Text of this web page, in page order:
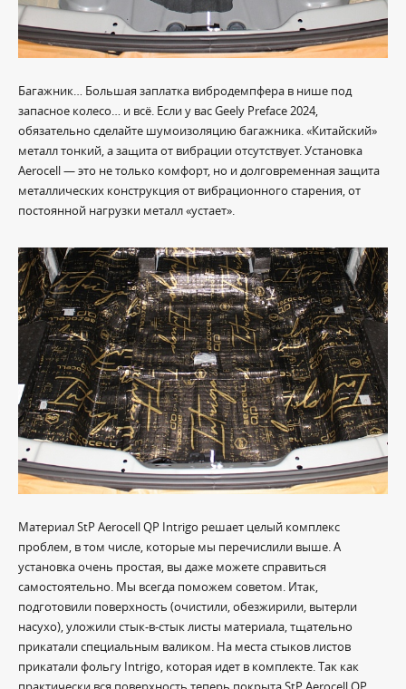
Багажник… Большая заплатка вибродемпфера в нише под
запасное колесо… и всё. Если у вас Geely Preface 2024,
обязательно сделайте шумоизоляцию багажника. «Китайский»
металл тонкий, а защита от вибрации отсутствует. Установка
Aerocell — это не только комфорт, но и долговременная защита
металлических конструкция от вибрационного старения, от
постоянной нагрузки металл «устает».
Материал StP Aerocell QP Intrigo решает целый комплекс
проблем, в том числе, которые мы перечислили выше. А
установка очень простая, вы даже можете справиться
самостоятельно. Мы всегда поможем советом. Итак,
подготовили поверхность (очистили, обезжирили, вытерли
насухо), уложили стык-в-стык листы материала, тщательно
прикатали специальным валиком. На места стыков листов
прикатали фольгу Intrigo, которая идет в комплекте. Так как